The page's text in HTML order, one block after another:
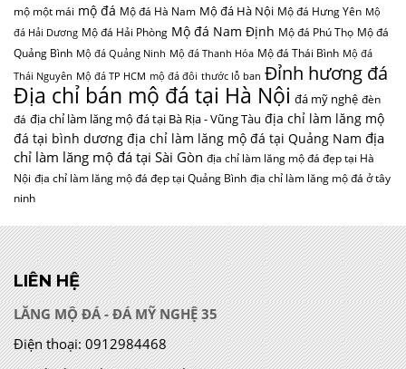
mộ một mái mộ đá Mộ đá Hà Nam Mộ đá Hà Nội Mộ đá Hưng Yên Mộ
đá Hải Dương Mộ đá Hải Phòng Mộ đá Nam Định Mộ đá Phú Thọ Mộ đá
Quảng Bình Mộ đá Quảng Ninh Mộ đá Thanh Hóa Mộ đá Thái Bình Mộ đá
Thái Nguyên Mộ đá TP HCM mộ đá đôi thước lỗ ban Đỉnh hương đá
Địa chỉ bán mộ đá tại Hà Nội đá mỹ nghệ đèn
đá địa chỉ làm lăng mộ đá tại Bà Rịa - Vũng Tàu địa chỉ làm lăng mộ
đá tại bình dương địa chỉ làm lăng mộ đá tại Quảng Nam địa
chỉ làm lăng mộ đá tại Sài Gòn địa chỉ làm lăng mộ đá đẹp tại Hà
Nội địa chỉ làm lăng mộ đá đẹp tại Quảng Bình địa chỉ làm lăng mộ đá ở tây
ninh
LIÊN HỆ
LĂNG MỘ ĐÁ - ĐÁ MỸ NGHỆ 35
Điện thoại: 0912984468